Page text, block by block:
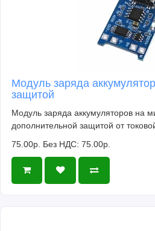
Модуль заряда
защитой
Модуль заряда аккумуляторов на
дополнительной защитой от
75.00р. Без НДС: 75.00р.